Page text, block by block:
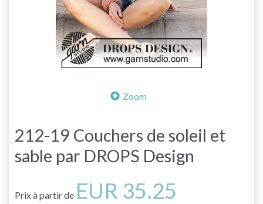
Zoom
212-19 Couchers de soleil et
sable par DROPS Design
Prix à partir de EUR 35.25